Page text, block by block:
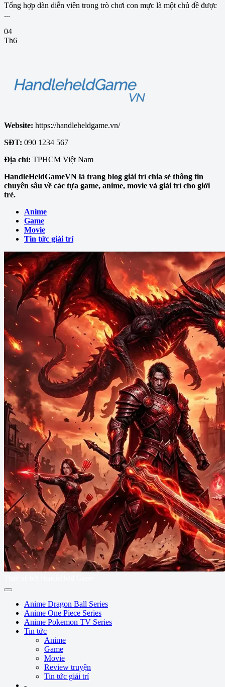
Tổng hợp dàn diễn viên trong trò chơi con mực là một chủ đề được
...
04
Th6
Website: https://handleheldgame.vn/
SĐT: 090 1234 567
Địa chỉ: TPHCM Việt Nam
HandleHeldGameVN là trang blog giải trí chia sẻ thông tin
chuyên sâu về các tựa game, anime, movie và giải trí cho giới
trẻ.
Anime
Game
Movie
Tin tức giải trí
Anime Dragon Ball Series
Anime One Piece Series
Anime Pokemon TV Series
Tin tức
Anime
Game
Movie
Review truyện
Tin tức giải trí
-